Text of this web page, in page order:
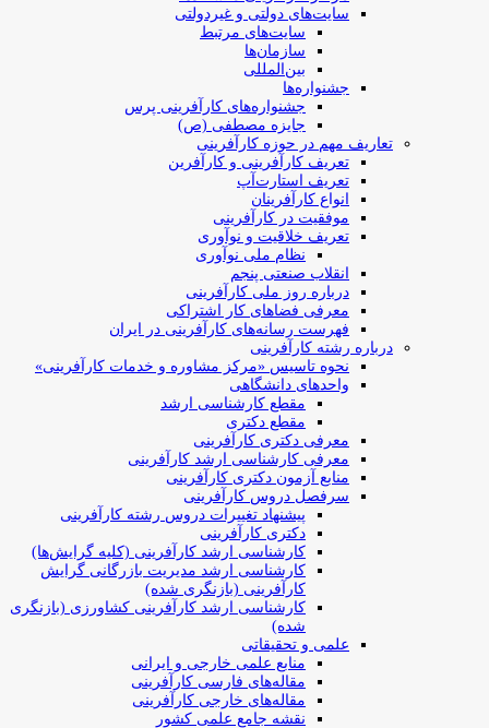
سایت‌های دولتی و غیردولتی
سایت‌های مرتبط
سازمان‌ها
بین‌المللی
جشنواره‌ها
جشنواره‌های کارآفرینی‌ پرس
جایزه مصطفی (ص)
تعاریف مهم در حوزه کارآفرینی
تعریف کارآفرینی و کارآفرین
تعریف استارت‌آپ
انواع کارآفرینان
موفقیت در کارآفرینی
تعریف خلاقیت و نوآوری
نظام ملی نوآوری
انقلاب صنعتی پنجم
درباره روز ملی کارآفرینی
معرفی فضاهای کار اشتراکی
فهرست رسانه‌های کارآفرینی در ایران
درباره رشته کارآفرینی
نحوه تاسیس «مرکز مشاوره و خدمات کارآفرینی»
واحدهای دانشگاهی
مقطع کارشناسی ارشد
مقطع دکتری
معرفی دکتری کارآفرینی
معرفی کارشناسی ارشد کارآفرینی
منابع آزمون دکتری کارآفرینی
سرفصل دروس کارآفرینی
پیشنهاد تغییرات دروس رشته کارآفرینی
دکتری کارآفرینی
کارشناسی ارشد کارآفرینی (کلیه گرایش‌ها)
کارشناسی ارشد مدیریت بازرگانی گرایش
کارآفرینی (بازنگری شده)
کارشناسی ارشد کارآفرینی کشاورزی (بازنگری
شده)
علمی و تحقیقاتی
منابع علمی خارجی و ایرانی
مقاله‌های فارسی کارآفرینی
مقاله‌های خارجی کارآفرینی
نقشه جامع علمی کشور